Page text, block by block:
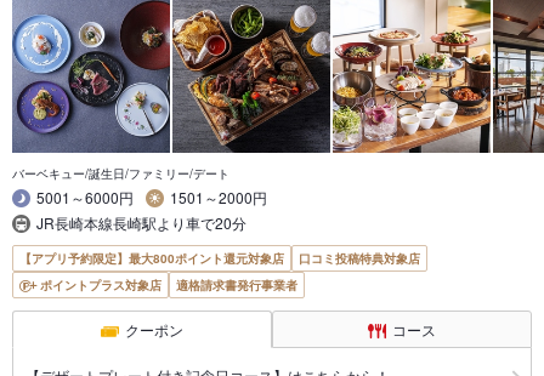
バーベキュー/誕生日/ファミリー/デート
5001～6000円
1501～2000円
JR長崎本線長崎駅より車で20分
【アプリ予約限定】最大800ポイント還元対象店
口コミ投稿特典対象店
ポイントプラス対象店
適格請求書発行事業者
クーポン コース